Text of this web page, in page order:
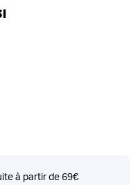
à partir de 69€